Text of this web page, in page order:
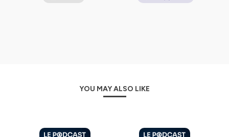
Chaque épisode est une occasion de découvrir des
la data science et de l'IA, à des conseils de gestion de
YOU MAY ALSO LIKE